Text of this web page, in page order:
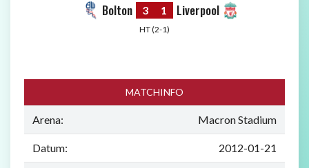
Bolton 3 1 Liverpool
HT (2-1)
MATCHINFO
Arena: Macron Stadium
Datum: 2012-01-21